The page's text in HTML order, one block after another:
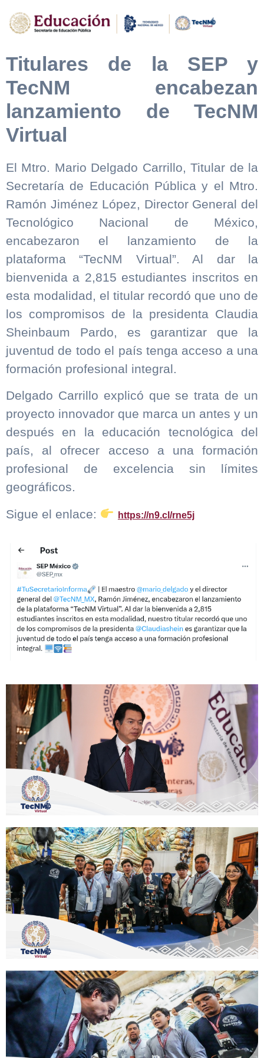
Titulares de la SEP y
TecNM encabezan
lanzamiento de TecNM
Virtual
El Mtro. Mario Delgado Carrillo, Titular de la
Secretaría de Educación Pública y el Mtro.
Ramón Jiménez López, Director General del
Tecnológico Nacional de México,
encabezaron el lanzamiento de la
plataforma “TecNM Virtual”. Al dar la
bienvenida a 2,815 estudiantes inscritos en
esta modalidad, el titular recordó que uno de
los compromisos de la presidenta Claudia
Sheinbaum Pardo, es garantizar que la
juventud de todo el país tenga acceso a una
formación profesional integral.
Delgado Carrillo explicó que se trata de un
proyecto innovador que marca un antes y un
después en la educación tecnológica del
país, al ofrecer acceso a una formación
profesional de excelencia sin límites
geográficos.
Sigue el enlace:
https://n9.cl/rne5j